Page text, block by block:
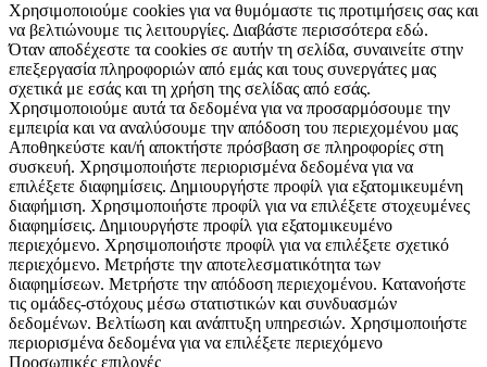
Χρησιμοποιούμε cookies για να θυμόμαστε τις προτιμήσεις σας και
να βελτιώνουμε τις λειτουργίες. Διαβάστε περισσότερα εδώ.
Όταν αποδέχεστε τα cookies σε αυτήν τη σελίδα, συναινείτε στην
επεξεργασία πληροφοριών από εμάς και τους συνεργάτες μας
σχετικά με εσάς και τη χρήση της σελίδας από εσάς.
Χρησιμοποιούμε αυτά τα δεδομένα για να προσαρμόσουμε την
εμπειρία και να αναλύσουμε την απόδοση του περιεχομένου μας
Αποθηκεύστε και/ή αποκτήστε πρόσβαση σε πληροφορίες στη
συσκευή. Χρησιμοποιήστε περιορισμένα δεδομένα για να
επιλέξετε διαφημίσεις. Δημιουργήστε προφίλ για εξατομικευμένη
διαφήμιση. Χρησιμοποιήστε προφίλ για να επιλέξετε στοχευμένες
διαφημίσεις. Δημιουργήστε προφίλ για εξατομικευμένο
περιεχόμενο. Χρησιμοποιήστε προφίλ για να επιλέξετε σχετικό
περιεχόμενο. Μετρήστε την αποτελεσματικότητα των
διαφημίσεων. Μετρήστε την απόδοση περιεχομένου. Κατανοήστε
τις ομάδες-στόχους μέσω στατιστικών και συνδυασμών
δεδομένων. Βελτίωση και ανάπτυξη υπηρεσιών. Χρησιμοποιήστε
περιορισμένα δεδομένα για να επιλέξετε περιεχόμενο
Προσωπικές επιλογές